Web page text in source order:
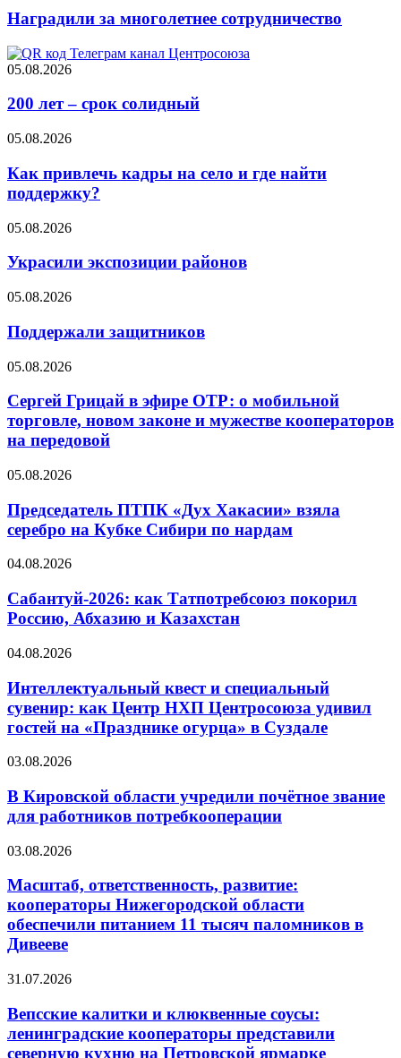
Наградили за многолетнее сотрудничество
05.08.2026
200 лет – срок солидный
05.08.2026
Как привлечь кадры на село и где найти
поддержку?
05.08.2026
Украсили экспозиции районов
05.08.2026
Поддержали защитников
05.08.2026
Сергей Грицай в эфире ОТР: о мобильной
торговле, новом законе и мужестве кооператоров
на передовой
05.08.2026
Председатель ПТПК «Дух Хакасии» взяла
серебро на Кубке Сибири по нардам
04.08.2026
Сабантуй-2026: как Татпотребсоюз покорил
Россию, Абхазию и Казахстан
04.08.2026
Интеллектуальный квест и специальный
сувенир: как Центр НХП Центросоюза удивил
гостей на «Празднике огурца» в Суздале
03.08.2026
В Кировской области учредили почётное звание
для работников потребкооперации
03.08.2026
Масштаб, ответственность, развитие:
кооператоры Нижегородской области
обеспечили питанием 11 тысяч паломников в
Дивееве
31.07.2026
Вепсские калитки и клюквенные соусы:
ленинградские кооператоры представили
северную кухню на Петровской ярмарке